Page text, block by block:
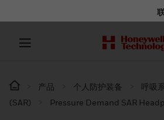
产品 个人防护装备 呼吸
(SAR)
Pressure Demand SAR